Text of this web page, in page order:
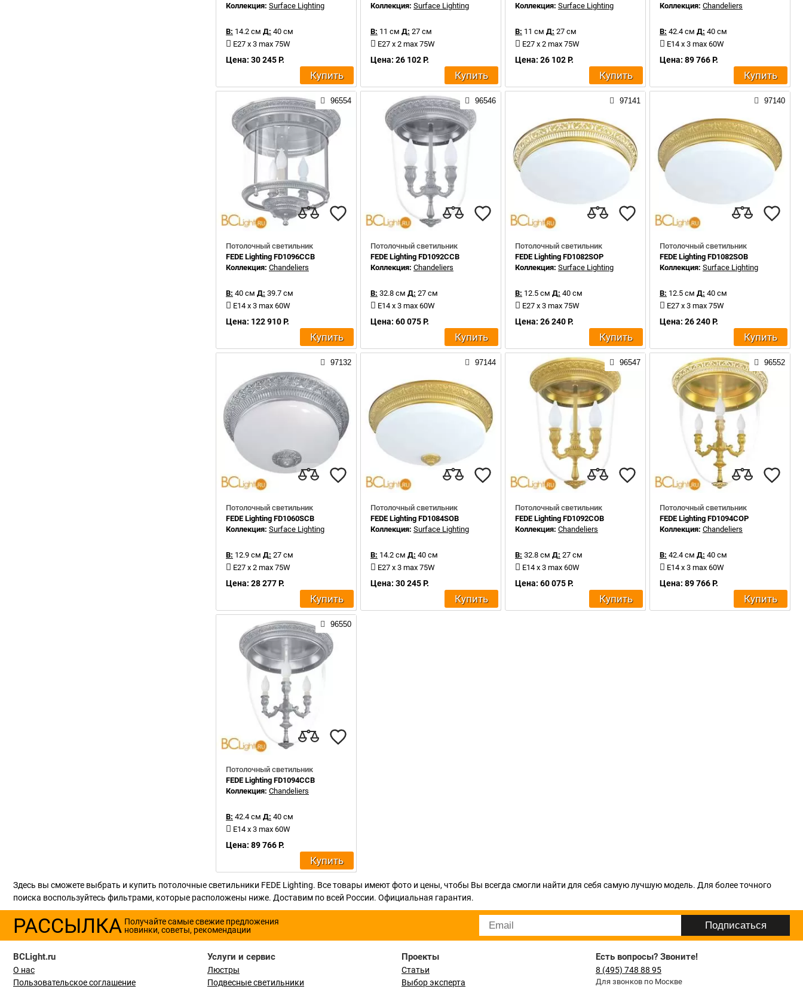
Коллекция: Surface Lighting
В: 14.2 см Д: 40 см
E27 x 3 max 75W
Цена: 30 245 Р.
Купить
Коллекция: Surface Lighting
В: 11 см Д: 27 см
E27 x 2 max 75W
Цена: 26 102 Р.
Купить
Коллекция: Surface Lighting
В: 11 см Д: 27 см
E27 x 2 max 75W
Цена: 26 102 Р.
Купить
Коллекция: Chandeliers
В: 42.4 см Д: 40 см
E14 x 3 max 60W
Цена: 89 766 Р.
Купить
96554
Потолочный светильник
FEDE Lighting FD1096CCB
Коллекция: Chandeliers
В: 40 см Д: 39.7 см
E14 x 3 max 60W
Цена: 122 910 Р.
Купить
96546
Потолочный светильник
FEDE Lighting FD1092CCB
Коллекция: Chandeliers
В: 32.8 см Д: 27 см
E14 x 3 max 60W
Цена: 60 075 Р.
Купить
97141
Потолочный светильник
FEDE Lighting FD1082SOP
Коллекция: Surface Lighting
В: 12.5 см Д: 40 см
E27 x 3 max 75W
Цена: 26 240 Р.
Купить
97140
Потолочный светильник
FEDE Lighting FD1082SOB
Коллекция: Surface Lighting
В: 12.5 см Д: 40 см
E27 x 3 max 75W
Цена: 26 240 Р.
Купить
97132
Потолочный светильник
FEDE Lighting FD1060SCB
Коллекция: Surface Lighting
В: 12.9 см Д: 27 см
E27 x 2 max 75W
Цена: 28 277 Р.
Купить
97144
Потолочный светильник
FEDE Lighting FD1084SOB
Коллекция: Surface Lighting
В: 14.2 см Д: 40 см
E27 x 3 max 75W
Цена: 30 245 Р.
Купить
96547
Потолочный светильник
FEDE Lighting FD1092COB
Коллекция: Chandeliers
В: 32.8 см Д: 27 см
E14 x 3 max 60W
Цена: 60 075 Р.
Купить
96552
Потолочный светильник
FEDE Lighting FD1094COP
Коллекция: Chandeliers
В: 42.4 см Д: 40 см
E14 x 3 max 60W
Цена: 89 766 Р.
Купить
96550
Потолочный светильник
FEDE Lighting FD1094CCB
Коллекция: Chandeliers
В: 42.4 см Д: 40 см
E14 x 3 max 60W
Цена: 89 766 Р.
Купить
Здесь вы сможете выбрать и купить потолочные светильники FEDE Lighting. Все товары имеют фото и цены, чтобы Вы всегда смогли найти для себя самую лучшую модель. Для более точного
поиска воспользуйтесь фильтрами, которые расположены ниже. Доставим по всей России. Официальная гарантия.
РАССЫЛКА Получайте самые свежие предложения
новинки, советы, рекомендации
BCLight.ru
О нас
Пользовательское соглашение
Услуги и сервис
Люстры
Подвесные светильники
Проекты
Статьи
Выбор эксперта
Есть вопросы? Звоните!
8 (495) 748 88 95
Для звонков по Москве